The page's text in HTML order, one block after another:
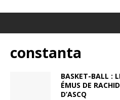
constanta
BASKET-BALL :
ÉMUS DE
D’ASCQ